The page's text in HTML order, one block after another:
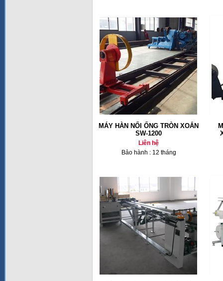
MÁY HÀN NỐI ỐNG TRÒN XOẮN
SW-1200
Liên hệ
Bảo hành : 12 tháng